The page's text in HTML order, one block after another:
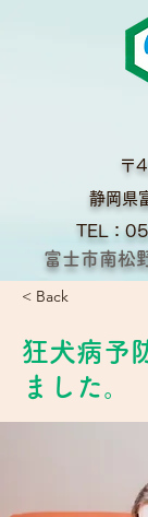
〒
静岡県
TEL：
富士市南松
< Back
狂犬病予
ました。